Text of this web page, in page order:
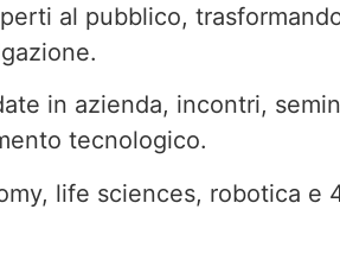
al pubblico,
in azienda, incontri,
tecnologico.
life sciences, robotica e